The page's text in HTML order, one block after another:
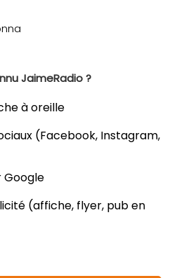
JaimeRadio ?
à oreille
(Facebook, Instagram,
Google
(affiche, flyer, pub en